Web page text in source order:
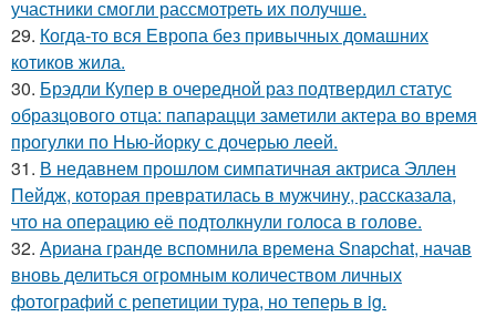
участники смогли рассмотреть их получше.
29. Когда-то вся Европа без привычных домашних
котиков жила.
30. Брэдли Купер в очередной раз подтвердил статус
образцового отца: папарацци заметили актера во время
прогулки по Нью-йорку с дочерью леей.
31. В недавнем прошлом симпатичная актриса Эллен
Пейдж, которая превратилась в мужчину, рассказала,
что на операцию её подтолкнули голоса в голове.
32. Ариана гранде вспомнила времена Snapchat, начав
вновь делиться огромным количеством личных
фотографий с репетиции тура, но теперь в ig.